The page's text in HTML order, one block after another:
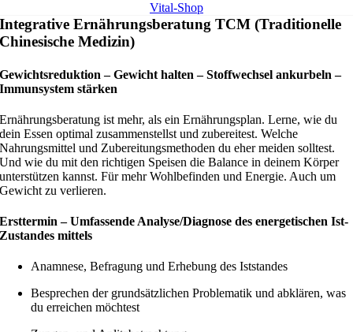
Vital-Shop
Integrative Ernährungsberatung TCM (Traditionelle
Chinesische Medizin)
Gewichtsreduktion – Gewicht halten – Stoffwechsel ankurbeln –
Immunsystem stärken
Ernährungsberatung ist mehr, als ein Ernährungsplan. Lerne, wie du
dein Essen optimal zusammenstellst und zubereitest. Welche
Nahrungsmittel und Zubereitungsmethoden du eher meiden solltest.
Und wie du mit den richtigen Speisen die Balance in deinem Körper
unterstützen kannst. Für mehr Wohlbefinden und Energie. Auch um
Gewicht zu verlieren.
Ersttermin – Umfassende Analyse/Diagnose des energetischen Ist-
Zustandes mittels
Anamnese, Befragung und Erhebung des Iststandes
Besprechen der grundsätzlichen Problematik und abklären, was
du erreichen möchtest